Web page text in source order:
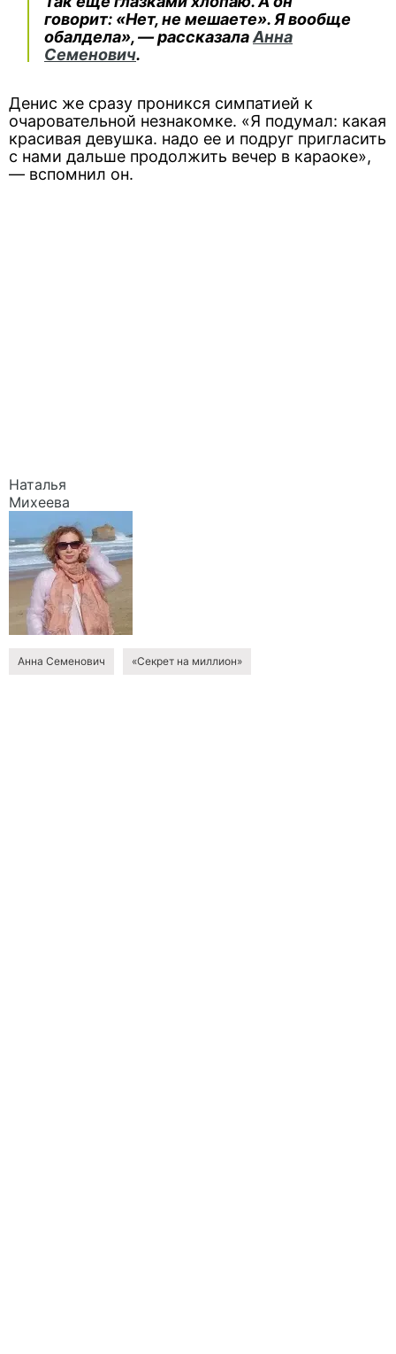
говорит: «Нет, не мешаете». Я вообще
обалдела», — рассказалаАнна
Семенович.
Денис же сразу проникся симпатией к
очаровательной незнакомке. «Я подумал: какая
красивая девушка. надо ее и подруг пригласить
с нами дальше продолжить вечер в караоке»,
— вспомнил он.
Наталья
Михеева
Анна Семенович «Секрет на миллион»